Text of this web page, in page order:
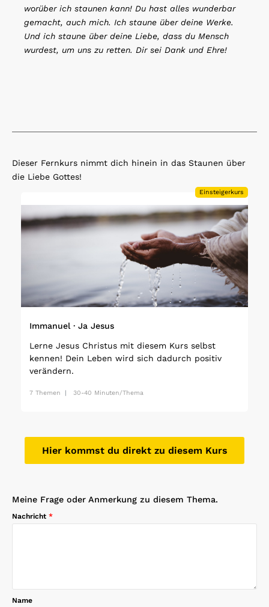
worüber ich staunen kann! Du hast alles wunderbar
gemacht, auch mich. Ich staune über deine Werke.
Und ich staune über deine Liebe, dass du Mensch
wurdest, um uns zu retten. Dir sei Dank und Ehre!
Dieser Fernkurs nimmt dich hinein in das Staunen über
die Liebe Gottes!
Einsteigerkurs
Immanuel · Ja Jesus
Lerne Jesus Christus mit diesem Kurs selbst
kennen! Dein Leben wird sich dadurch positiv
verändern.
7 Themen 30-40 Minuten/Thema
Hier kommst du direkt zu diesem Kurs
Meine Frage oder Anmerkung zu diesem Thema.
Nachricht *
Name